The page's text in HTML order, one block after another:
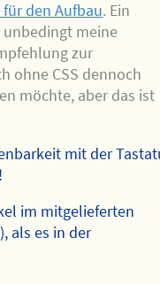
den Aufbau. Ein
meine
zur
ohne CSS dennoch
möchte, aber das ist
mit der
im mitgelieferten
als es in der